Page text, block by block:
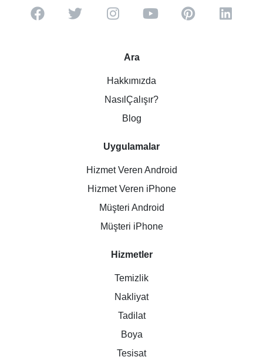
Ara
Hakkımızda
NasılÇalışır?
Blog
Uygulamalar
Hizmet Veren Android
Hizmet Veren iPhone
Müşteri Android
Müşteri iPhone
Hizmetler
Temizlik
Nakliyat
Tadilat
Boya
Tesisat